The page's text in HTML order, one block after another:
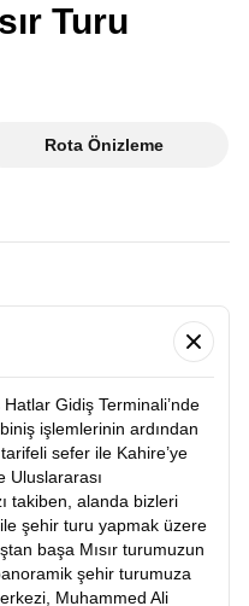
Turu
Rota Önizleme
Gidiş Terminali’nde
işlemlerinin ardından
sefer ile Kahire’ye
Uluslararası
takiben, alanda bizleri
şehir turu yapmak üzere
başa Mısır turumuzun
şehir turumuza
Muhammed Ali